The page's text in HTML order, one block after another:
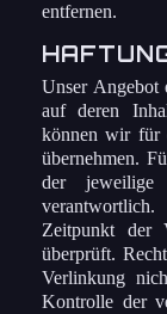
entfernen.
Unser Angebot
auf deren
können wir für
übernehmen.
der jeweilige
Zeitpunkt der
überprüft.
Verlinkung
Kontrolle der